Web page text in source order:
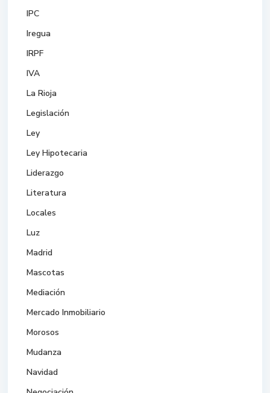
IPC
Iregua
IRPF
IVA
La Rioja
Legislación
Ley
Ley Hipotecaria
Liderazgo
Literatura
Locales
Luz
Madrid
Mascotas
Mediación
Mercado Inmobiliario
Morosos
Mudanza
Navidad